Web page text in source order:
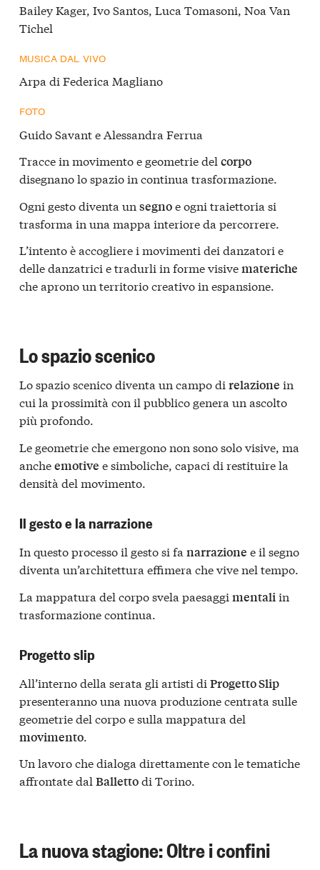
Bailey Kager, Ivo Santos, Luca Tomasoni, Noa Van
Tichel
MUSICA DAL VIVO
Arpa di Federica Magliano
FOTO
Guido Savant e Alessandra Ferrua
Tracce in movimento e geometrie del corpo
disegnano lo spazio in continua trasformazione.
Ogni gesto diventa un segnoe ogni traiettoria si
trasforma in una mappa interiore da percorrere.
L’intento è accogliere i movimenti dei danzatori e
delle danzatrici e tradurli in forme visivemateriche
che aprono un territorio creativo in espansione.
Lo spazio scenico
Lo spazio scenico diventa un campo di relazione in
cui la prossimità con il pubblico genera un ascolto
più profondo.
Le geometrie che emergono non sono solo visive, ma
ancheemotive e simboliche, capaci di restituire la
densità del movimento.
Il gesto e la narrazione
In questo processo il gesto si fa narrazione e il segno
diventa un’architettura effimera che vive nel tempo.
La mappatura del corpo svela paesaggi mentali in
trasformazione continua.
Progetto slip
All’interno della serata gli artisti di Progetto Slip
presenteranno una nuova produzione centrata sulle
geometrie del corpo e sulla mappatura del
movimento.
Un lavoro che dialoga direttamente con le tematiche
affrontate dal Ballettodi Torino.
La nuova stagione: Oltre i confini